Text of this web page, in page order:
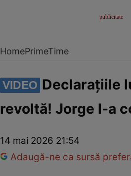
HomePrimeTime
VIDEO Declarațiile
revoltă! Jorge l-a
14 mai 2026 21:54
Adaugă-ne ca sursă